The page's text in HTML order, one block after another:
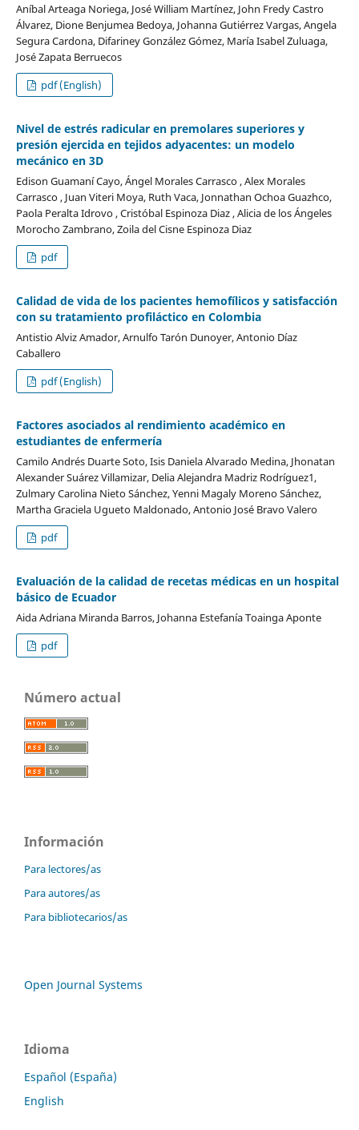
Aníbal Arteaga Noriega, José William Martínez, John Fredy Castro
Álvarez, Dione Benjumea Bedoya, Johanna Gutiérrez Vargas, Angela
Segura Cardona, Difariney González Gómez, María Isabel Zuluaga,
José Zapata Berruecos
pdf (English)
Nivel de estrés radicular en premolares superiores y
presión ejercida en tejidos adyacentes: un modelo
mecánico en 3D
Edison Guamaní Cayo, Ángel Morales Carrasco , Alex Morales
Carrasco , Juan Viteri Moya, Ruth Vaca, Jonnathan Ochoa Guazhco,
Paola Peralta Idrovo , Cristóbal Espinoza Diaz , Alicia de los Ángeles
Morocho Zambrano, Zoila del Cisne Espinoza Diaz
pdf
Calidad de vida de los pacientes hemofílicos y satisfacción
con su tratamiento profiláctico en Colombia
Antistio Alviz Amador, Arnulfo Tarón Dunoyer, Antonio Díaz
Caballero
pdf (English)
Factores asociados al rendimiento académico en
estudiantes de enfermería
Camilo Andrés Duarte Soto, Isis Daniela Alvarado Medina, Jhonatan
Alexander Suárez Villamizar, Delia Alejandra Madriz Rodríguez1,
Zulmary Carolina Nieto Sánchez, Yenni Magaly Moreno Sánchez,
Martha Graciela Ugueto Maldonado, Antonio José Bravo Valero
pdf
Evaluación de la calidad de recetas médicas en un hospital
básico de Ecuador
Aida Adriana Miranda Barros, Johanna Estefanía Toainga Aponte
pdf
Número actual
Información
Para lectores/as
Para autores/as
Para bibliotecarios/as
Open Journal Systems
Idioma
Español (España)
English